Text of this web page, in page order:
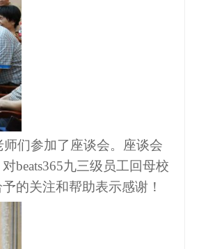
师们参加了座谈会。座谈会
对beats365九三级员工 回母校
的关注和帮助表示感谢 ！